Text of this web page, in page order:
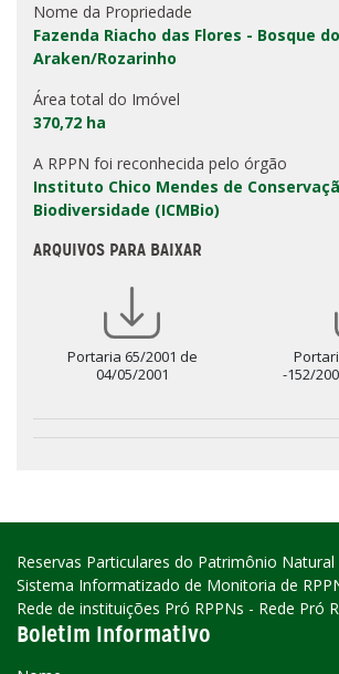
Nome da Propriedade
Fazenda Riacho das Flores - Bosque do
Araken/Rozarinho
Área total do Imóvel
370,72 ha
A RPPN foi reconhecida pelo órgão
Instituto Chico Mendes de
Biodiversidade (ICMBio)
ARQUIVOS PARA BAIXAR
Portaria 65/2001 de
04/05/2001
-152/
Reservas Particulares do Patrimônio Natural
Sistema Informatizado de Monitoria de
Rede de instituições Pró RPPNs - Rede Pró
Boletim Informativo